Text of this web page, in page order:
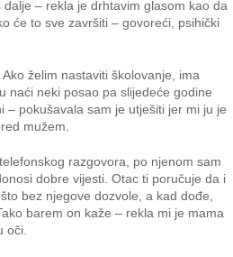
– rekla je drhtavim glasom kao da
će to sve završiti – govoreći, psihički
želim nastaviti školovanje, ima
naći neki posao pa slijedeće godine
– pokušavala sam je utješiti jer mi ju je
mužem.
razgovora, po njenom sam
dobre vijesti. Otac ti poručuje da i
bez njegove dozvole, a kad dođe,
barem on kaže – rekla mi je mama
oči.